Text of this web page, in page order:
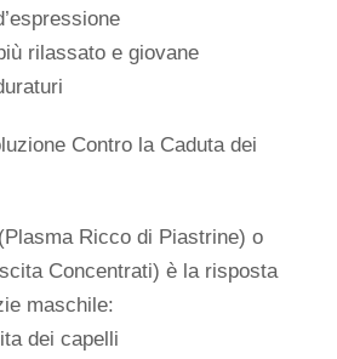
rilassato e giovane
Contro la Caduta dei
Ricco di Piastrine) o
Concentrati) è la risposta
maschile:
dei capelli